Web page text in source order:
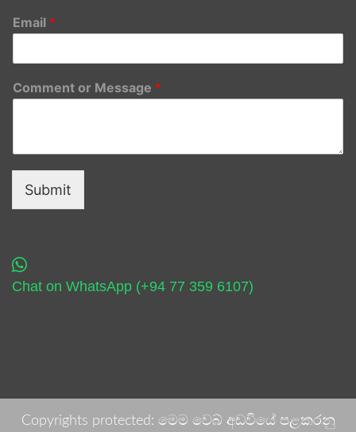
Email *
Comment or Message *
Submit
Chat on WhatsApp (+94 77 359 6107)
Copyrights protected: මෙම වෙබ් අඩවියේ පළකරනු